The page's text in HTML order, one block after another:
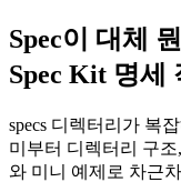
Spec이 대체
Spec Kit 명세
specs 디렉터리가 복
미부터 디렉터리 구
와 미니 예제로 차근